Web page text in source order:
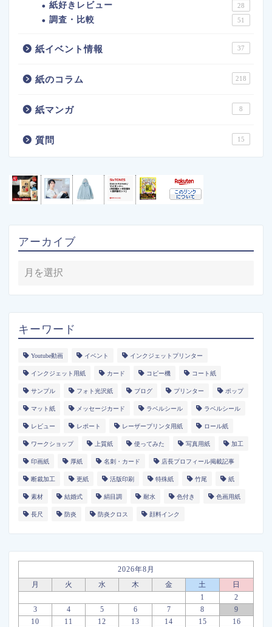
紙好きレビュー 28
調査・比較 51
紙イベント情報 37
紙のコラム 218
紙マンガ 8
質問 15
アーカイブ
キーワード
Youtube動画 イベント インクジェットプリンター
インクジェット用紙 カード コピー機 コート紙
サンプル フォト光沢紙 ブログ プリンター ポップ
マット紙 メッセージカード ラベルシール ラベルシール
レビュー レポート レーザープリンタ用紙 ロール紙
ワークショップ 上質紙 使ってみた 写真用紙 加工
印画紙 厚紙 名刺・カード 店長プロフィール掲載記事
断裁加工 更紙 活版印刷 特殊紙 竹尾 紙
素材 結婚式 絹目調 耐水 色付き 色画用紙
長尺 防炎 防炎クロス 顔料インク
2026年8月
月
火 水 木 金 土
日
1
2
3
4 5 6 7 8
9
10
11 12 13 14 15
16